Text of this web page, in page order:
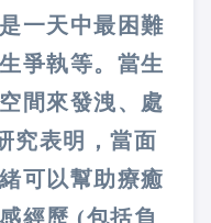
一天中最困難
爭執等。當生
間來發洩、處
究表明，當面
可以幫助療癒
經歷 (包括負